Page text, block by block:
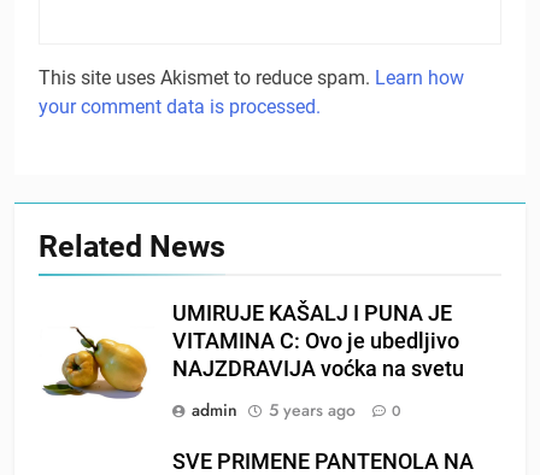
This site uses Akismet to reduce spam. Learn how
your comment data is processed.
Related News
UMIRUJE KAŠALJ I PUNA JE
VITAMINA C: Ovo je ubedljivo
NAJZDRAVIJA voćka na svetu
admin
5 years ago 0
SVE PRIMENE PANTENOLA NA